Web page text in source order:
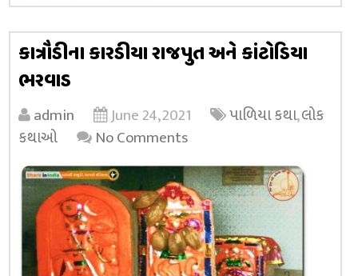
કાત્રૌડીના કારડીયા રાજપુત અને કાંટોડિયા
ભરવાડ
admin June 24, 2021 પાળિયા કથા,લોક
કથાઓ
No Comments